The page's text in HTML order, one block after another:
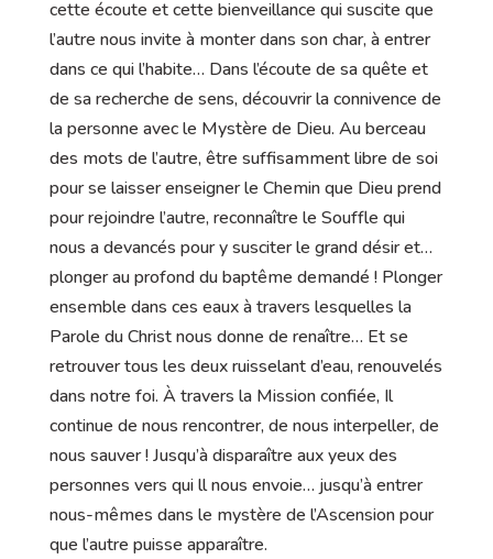
cette écoute et cette bienveillance qui suscite que
l’autre nous invite à monter dans son char, à entrer
dans ce qui l’habite… Dans l’écoute de sa quête et
de sa recherche de sens, découvrir la connivence de
la personne avec le Mystère de Dieu. Au berceau
des mots de l’autre, être suffisamment libre de soi
pour se laisser enseigner le Chemin que Dieu prend
pour rejoindre l’autre, reconnaître le Souffle qui
nous a devancés pour y susciter le grand désir et…
plonger au profond du baptême demandé ! Plonger
ensemble dans ces eaux à travers lesquelles la
Parole du Christ nous donne de renaître… Et se
retrouver tous les deux ruisselant d’eau, renouvelés
dans notre foi. À travers la Mission confiée, Il
continue de nous rencontrer, de nous interpeller, de
nous sauver ! Jusqu’à disparaître aux yeux des
personnes vers qui ll nous envoie… jusqu’à entrer
nous-mêmes dans le mystère de l’Ascension pour
que l’autre puisse apparaître.